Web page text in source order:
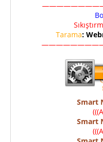
Tarama:
Smart
Smart